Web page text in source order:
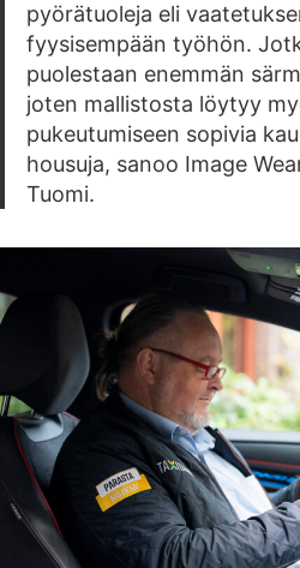
pyörätuoleja eli
fyysisempään työhön.
puolestaan enemmän
joten mallistosta löytyy
pukeutumiseen sopivia
housuja, sanoo Image
Tuomi.